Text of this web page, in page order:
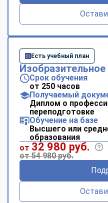
Есть учебный план
Изобразительное
Срок обучения
от 250 часов
Получаемый
Диплом о
переподготовке
Обучение на базе
Высшего или
образования
от 32 980 руб.
от 54 980 руб.